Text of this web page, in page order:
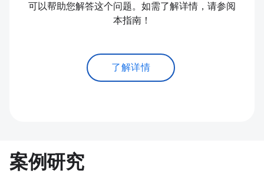
可以帮助您解答这个问题。如需了解详情，请参阅
本指南！
了解详情
案例研究